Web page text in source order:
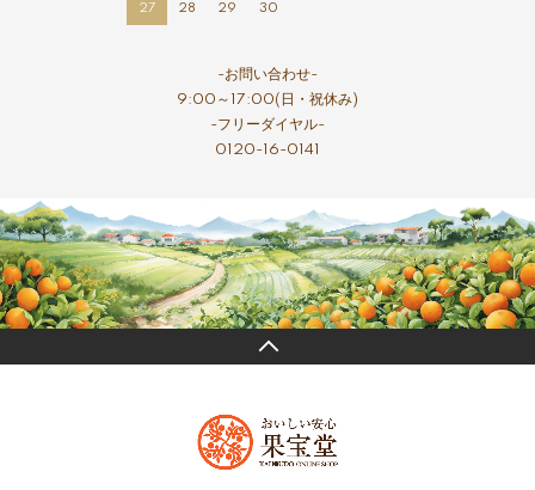
27 28 29 30
-お問い合わせ-
9:00～17:00(日・祝休み)
-フリーダイヤル-
0120-16-0141